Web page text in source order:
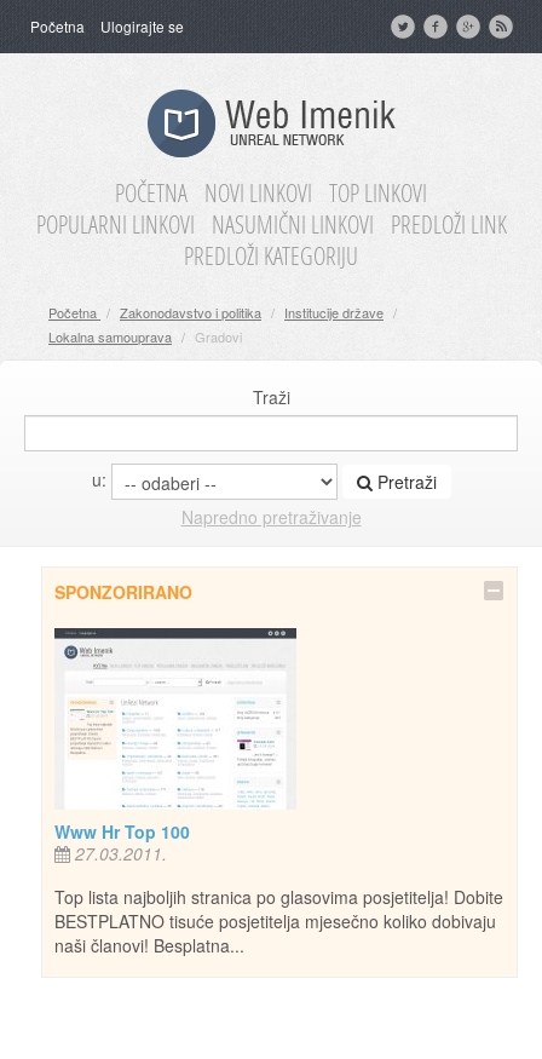
Početna Ulogirajte se
POČETNA NOVI LINKOVI TOP LINKOVI
POPULARNI LINKOVI
NASUMIČNI LINKOVI
PREDLOŽI LINK
PREDLOŽI KATEGORIJU
Početna / Zakonodavstvo i politika / Institucije države /
Lokalna samouprava / Gradovi
Traži
u:
Pretraži
Napredno pretraživanje
SPONZORIRANO
Www Hr Top 100
27.03.2011.
Top lista najboljih stranica po glasovima posjetitelja! Dobite
BESTPLATNO tisuće posjetitelja mjesečno koliko dobivaju
naši članovi! Besplatna...